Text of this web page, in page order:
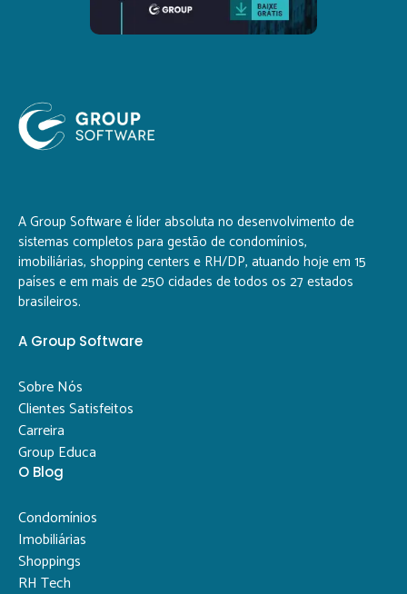
A Group Software é líder absoluta no desenvolvimento de
sistemas completos para gestão de condomínios,
imobiliárias, shopping centers e RH/DP, atuando hoje em 15
países e em mais de 250 cidades de todos os 27 estados
brasileiros.
A Group Software
Sobre Nós
Clientes Satisfeitos
Carreira
Group Educa
O Blog
Condomínios
Imobiliárias
Shoppings
RH Tech